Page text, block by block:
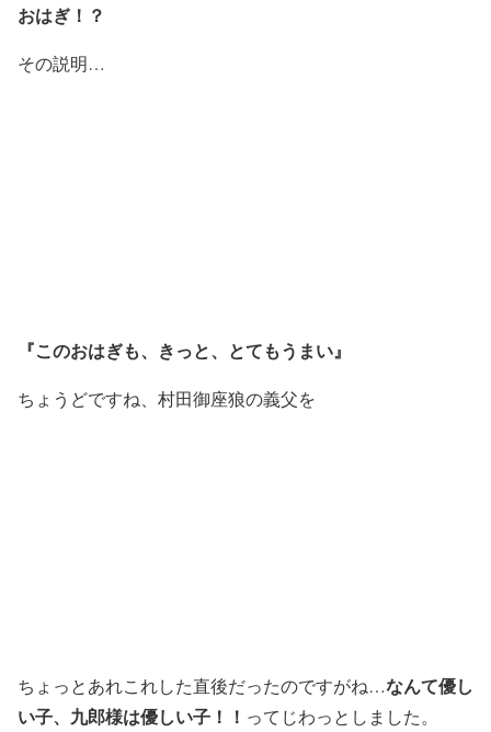
おはぎ！？
その説明…
『このおはぎも、きっと、とてもうまい』
ちょうどですね、村田御座狼の義父を
ちょっとあれこれした直後だったのですがね…なんて優し
い子、九郎様は優しい子！！ ってじわっとしました。